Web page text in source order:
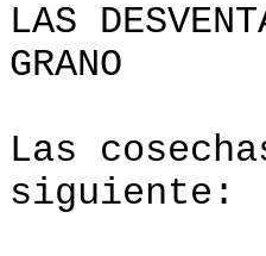
LAS
GRANO
Las
siguiente: